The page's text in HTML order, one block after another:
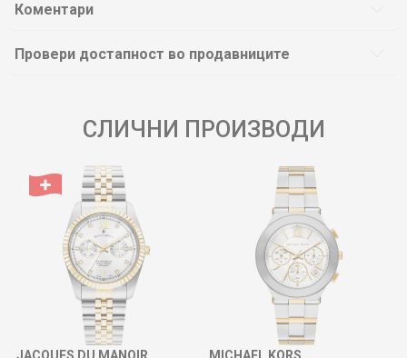
Коментари
Провери достапност во продавниците
СЛИЧНИ ПРОИЗВОДИ